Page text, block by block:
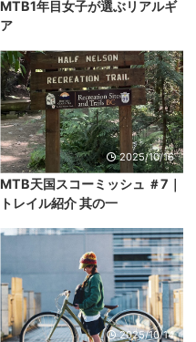
MTB1年目女子が選ぶリアルギ
ア
2025/10/16
MTB天国スコーミッシュ ＃7｜
トレイル紹介 其の一
2025/10/14